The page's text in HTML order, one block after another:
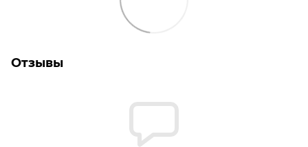
Отзывы